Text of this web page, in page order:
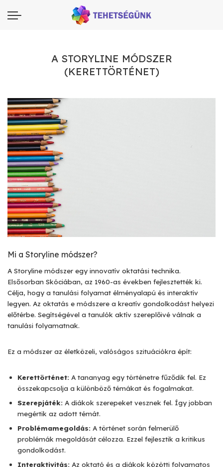
A STORYLINE MÓDSZER
(KERETTÖRTÉNET)
Mi a Storyline módszer?
A Storyline módszer egy innovatív oktatási technika.
Elsősorban Skóciában, az 1960-as években fejlesztették ki.
Célja, hogy a tanulási folyamat élményalapú és interaktív
legyen. Az oktatás e módszere a kreatív gondolkodást helyezi
előtérbe. Segítségével a tanulók aktív szereplőivé válnak a
tanulási folyamatnak.
Ez a módszer az életközeli, valóságos szituációkra épít:
Kerettörténet: A tananyag egy történetre fűződik fel. Ez
összekapcsolja a különböző témákat és fogalmakat.
Szerepjáték: A diákok szerepeket vesznek fel. Így jobban
megértik az adott témát.
Problémamegoldás: A történet során felmerülő
problémák megoldását célozza. Ezzel fejlesztik a kritikus
gondolkodást.
Interaktivitás: Az oktató és a diákok közötti folyamatos